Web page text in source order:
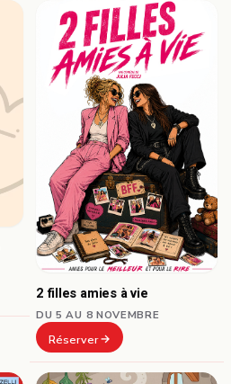
2 filles amies à vie
DU 5 AU 8 NOVEMBRE
Réserver